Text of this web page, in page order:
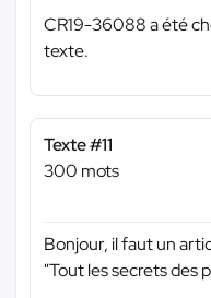
CR19-36088 a été
texte.
Texte #11
300 mots
Bonjour, il faut un
"Tout les secrets des